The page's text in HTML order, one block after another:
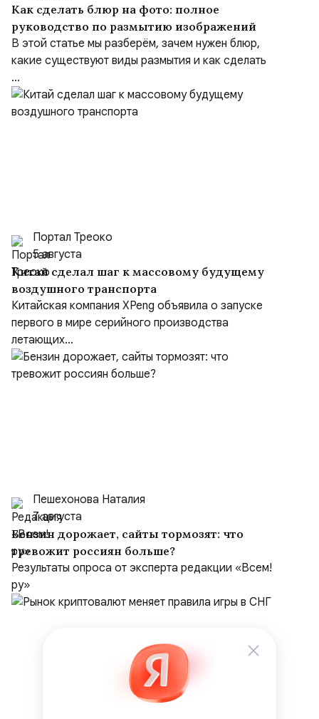
Как сделать блюр на фото: полное
руководство по размытию изображений
В этой статье мы разберём, зачем нужен блюр,
какие существуют виды размытия и как сделать
...
Портал Треоко
5 августа
Китай сделал шаг к массовому будущему
воздушного транспорта
Китайская компания XPeng объявила о запуске
первого в мире серийного производства
летающих...
Пешехонова Наталия
7 августа
Бензин дорожает, сайты тормозят: что
тревожит россиян больше?
Результаты опроса от эксперта редакции «Всем!
ру»